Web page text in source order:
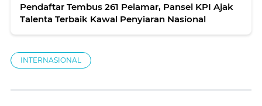
Pendaftar Tembus 261 Pelamar, Pansel KPI Ajak
Talenta Terbaik Kawal Penyiaran Nasional
INTERNASIONAL